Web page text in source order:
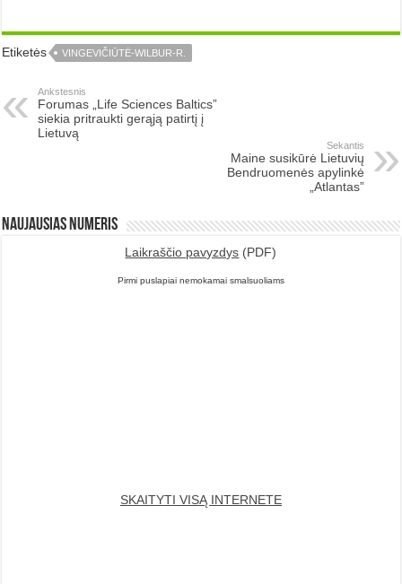
Etiketės VINGEVIČIŪTĖ-WILBUR-R.
Ankstesnis
Forumas „Life Sciences Baltics”
siekia pritraukti gerąją patirtį į
Lietuvą
Sekantis
Maine susikūrė Lietuvių
Bendruomenės apylinkė
„Atlantas”
Naujausias numeris
Laikraščio pavyzdys (PDF)
Pirmi puslapiai nemokamai smalsuoliams
SKAITYTI VISĄ INTERNETE